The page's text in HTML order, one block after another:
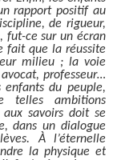
rapport positif au
de rigueur,
fut-ce sur un écran
fait que la réussite
milieu ; la voie
professeur…
du peuple,
telles ambitions
savoirs doit se
dans un dialogue
À l’éternelle
la physique et